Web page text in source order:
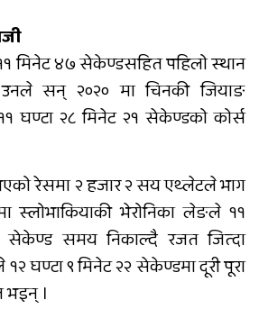
मिनेट ४७ सेकेण्डसहित पहिलो स्थान
सन् २०२० मा चिनकी जियाङ
घण्टा २८ मिनेट २१ सेकेण्डको कोर्स
रेसमा २ हजार २ सय एथ्लेटले भाग
स्लोभाकियाकी भेरोनिका लेङले ११
सेकेण्ड समय निकाल्दै रजत जित्दा
घण्टा ९ मिनेट २२ सेकेण्डमा दूरी पूरा
भइन् ।